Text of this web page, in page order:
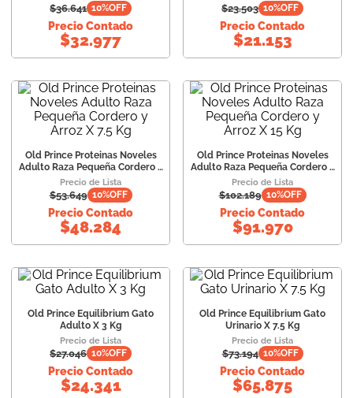
$36.641 10%OFF
Precio Contado
$32.977
$23.503 10%OFF
Precio Contado
$21.153
Old Prince Proteinas Noveles
Adulto Raza Pequeña Cordero y
Arroz X 7.5 Kg
Precio de Lista
$53.649 10%OFF
Precio Contado
$48.284
Old Prince Proteinas Noveles
Adulto Raza Pequeña Cordero y
Arroz X 15 Kg
Precio de Lista
$102.189 10%OFF
Precio Contado
$91.970
Old Prince Equilibrium Gato
Adulto X 3 Kg
Precio de Lista
$27.046 10%OFF
Precio Contado
$24.341
Old Prince Equilibrium Gato
Urinario X 7.5 Kg
Precio de Lista
$73.194 10%OFF
Precio Contado
$65.875